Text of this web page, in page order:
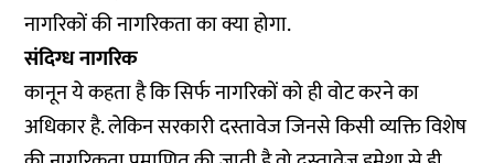
नागरिकों की नागरिकता का क्या होगा.
संदिग्ध नागरिक
कानून ये कहता है कि सिर्फ नागरिकों को ही वोट करने का
अधिकार है. लेकिन सरकारी दस्तावेज जिनसे किसी व्यक्ति विशेष